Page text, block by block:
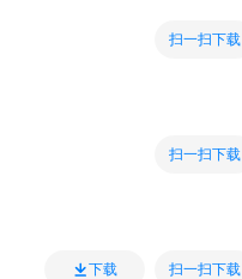
扫一扫下载
扫一扫下载
下载 扫一扫下载